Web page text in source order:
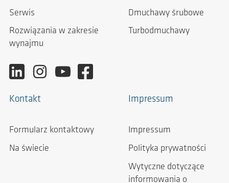
Serwis
Rozwiązania w zakresie
wynajmu
Dmuchawy śrubowe
Turbodmuchawy
Kontakt
Formularz kontaktowy
Na świecie
Impressum
Impressum
Polityka prywatności
Wytyczne dotyczące
informowania o